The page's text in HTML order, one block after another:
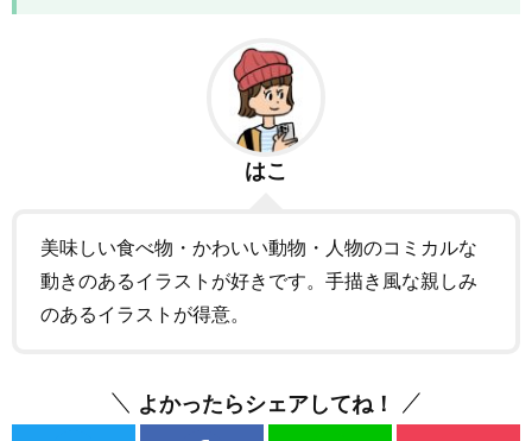
はこ
美味しい食べ物・かわいい動物・人物のコミカルな
動きのあるイラストが好きです。手描き風な親しみ
のあるイラストが得意。
よかったらシェアしてね！